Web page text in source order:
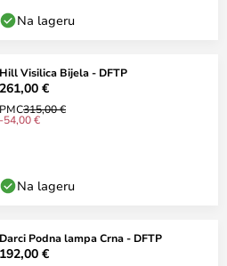
Na lageru
Hill Visilica Bijela - DFTP
261,00 €
PMC315,00 €
-54,00 €
Na lageru
Darci Podna lampa Crna - DFTP
192,00 €